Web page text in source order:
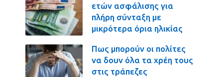
ετών ασφάλισης για
πλήρη σύνταξη με
μικρότερα όρια ηλικίας
Πως μπορούν οι πολίτες
να δουν όλα τα χρέη τους
στις τράπεζες